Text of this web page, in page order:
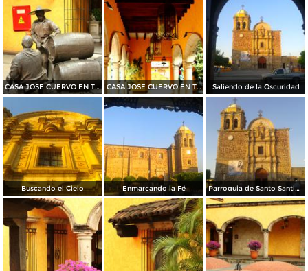
CASA JOSE CUERVO EN TEQUILA 2015 CASA JOSE CUERVO EN TEQUILA 2015 Saliendo de la Oscuridad
Buscando el Cielo Enmarcando la Fé Parroquia de Santo Santiago Apóstol